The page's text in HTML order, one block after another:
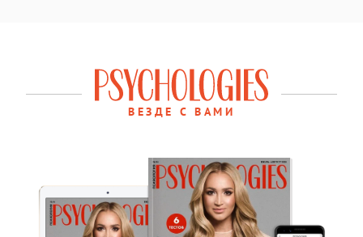
ВЕЗДЕ С ВАМИ